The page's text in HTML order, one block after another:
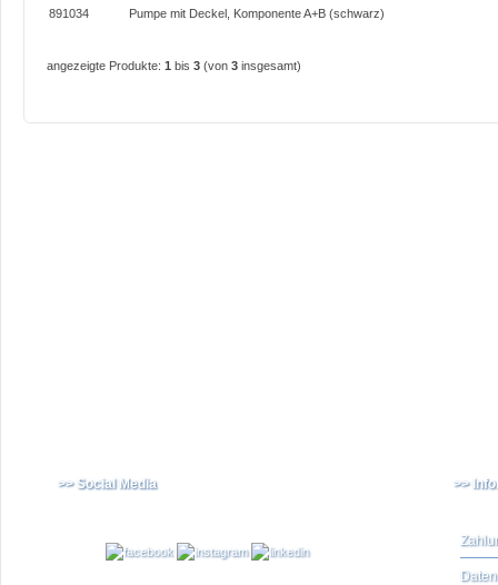
891034 Pumpe mit Deckel, Komponente A+B (schwarz)
angezeigte Produkte: 1 bis 3 (von 3 insgesamt)
>> Social Media >>